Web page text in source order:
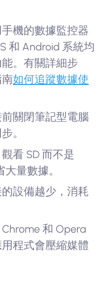
手機的數據監控器
和 Android 系統均
。有關詳細步
如何追蹤數據使
前關閉筆記型電腦
。
觀看 SD 而不是
量數據。
的設備越少，消耗
Chrome 和 Opera
程式會壓縮媒體